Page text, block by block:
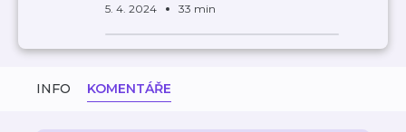
5. 4. 2024 33 min
INFO KOMENTÁŘE